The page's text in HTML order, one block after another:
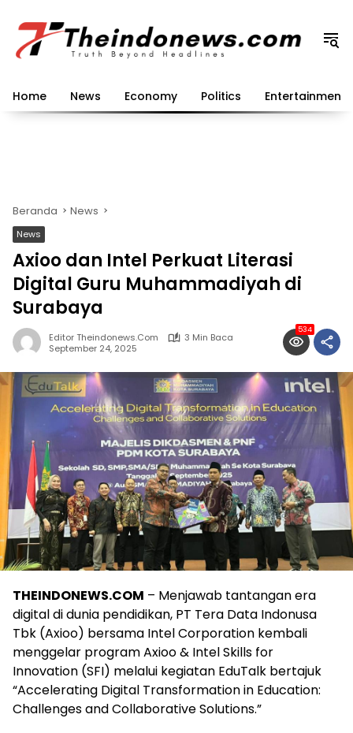
konten
Home News Economy Politics Entertainment
Beranda News
News
Axioo dan Intel Perkuat Literasi
Digital Guru Muhammadiyah di
Surabaya
Editor Theindonews.com
3 Min Baca
September 24, 2025
534
THEINDONEWS.COM – Menjawab tantangan era
digital di dunia pendidikan, PT Tera Data Indonusa
Tbk (Axioo) bersama Intel Corporation kembali
menggelar program Axioo & Intel Skills for
Innovation (SFI) melalui kegiatan EduTalk bertajuk
“Accelerating Digital Transformation in Education:
Challenges and Collaborative Solutions.”